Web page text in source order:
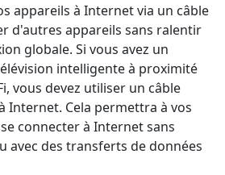
appareils à Internet via un câble
d'autres appareils sans ralentir
globale. Si vous avez un
intelligente à proximité
vous devez utiliser un câble
Internet. Cela permettra à vos
connecter à Internet sans
avec des transferts de données